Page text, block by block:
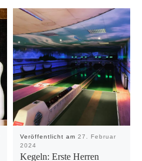
Veröffentlicht am 27. Februar
2024
Kegeln: Erste Herren